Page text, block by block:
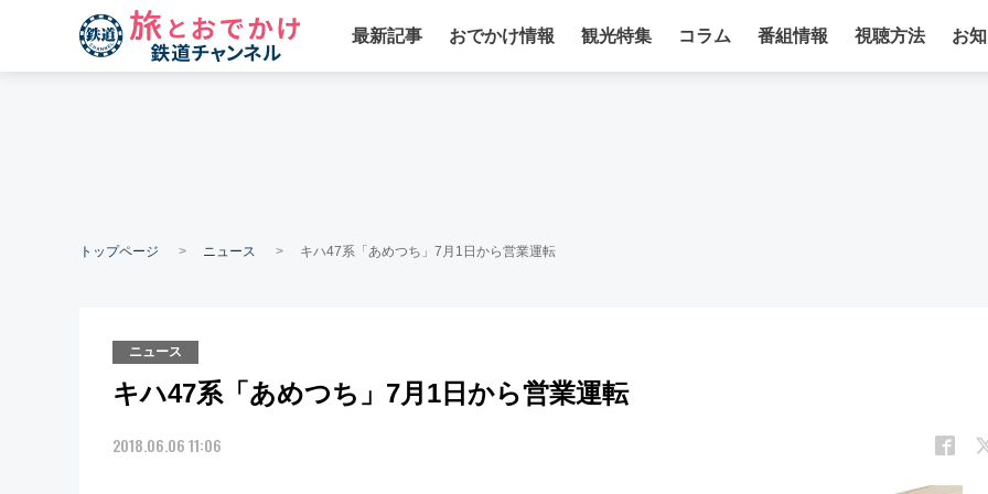
最新記事 おでかけ情報 観光特集 コラム 番組情報 視聴方法 お
トップページ ニュース キハ47系「あめつち」7月1日から営業運転
ニュース
キハ47系「あめつち」7月1日から営業運転
2018.06.06 11:06